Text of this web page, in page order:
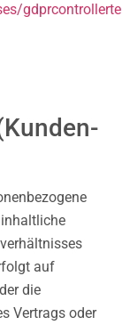
auf
die
Vertrags oder